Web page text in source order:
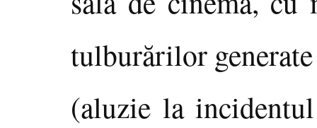
tulburărilor
(aluzie la